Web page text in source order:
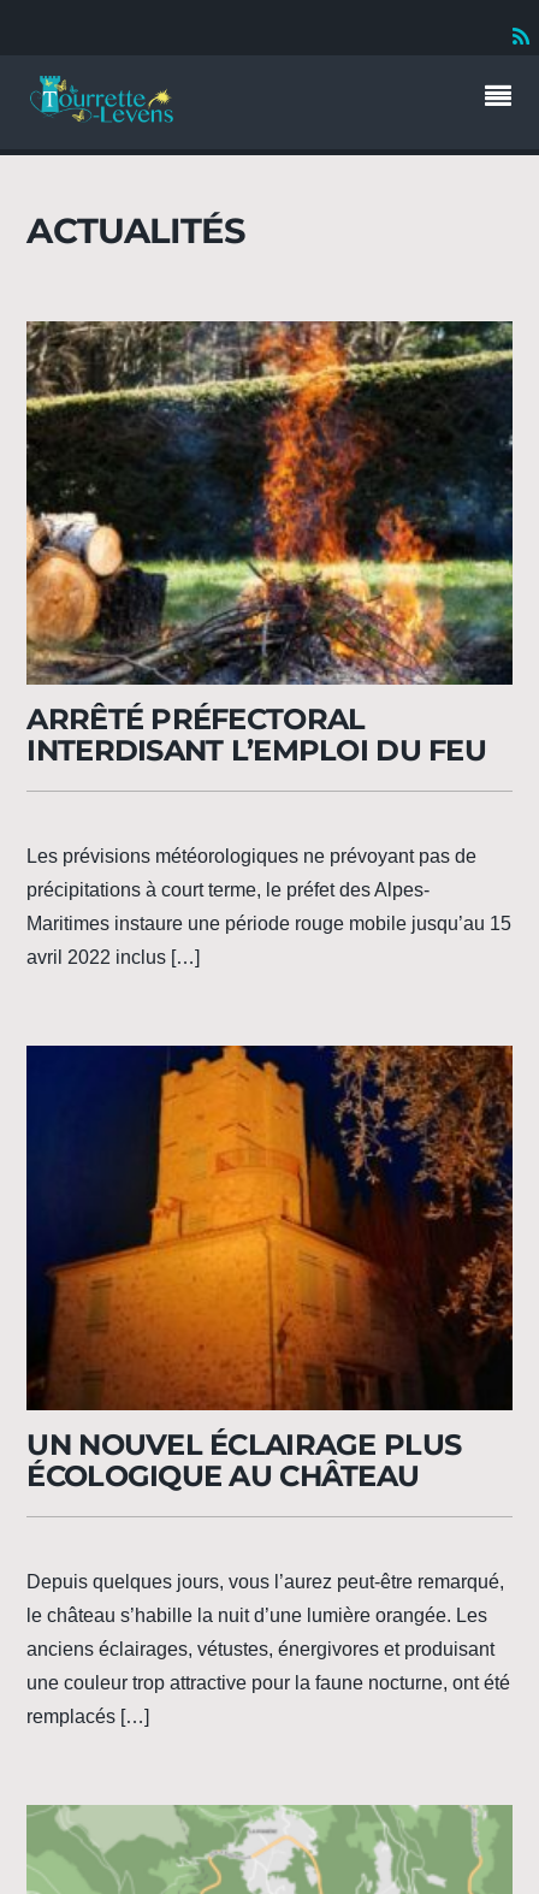
ACTUALITÉS
ARRÊTÉ PRÉFECTORAL
INTERDISANT L’EMPLOI DU FEU
Les prévisions météorologiques ne prévoyant pas de
précipitations à court terme, le préfet des Alpes-
Maritimes instaure une période rouge mobile jusqu’au 15
avril 2022 inclus […]
UN NOUVEL ÉCLAIRAGE PLUS
ÉCOLOGIQUE AU CHÂTEAU
Depuis quelques jours, vous l’aurez peut-être remarqué,
le château s’habille la nuit d’une lumière orangée. Les
anciens éclairages, vétustes, énergivores et produisant
une couleur trop attractive pour la faune nocturne, ont été
remplacés […]